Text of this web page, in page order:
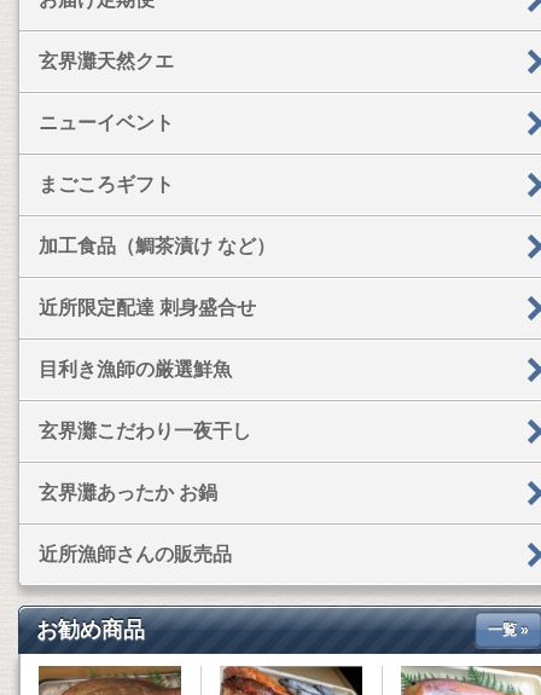
玄界灘天然クエ
ニューイベント
まごころギフト
加工食品（鯛茶漬け など）
近所限定配達 刺身盛合せ
目利き漁師の厳選鮮魚
玄界灘こだわり一夜干し
玄界灘あったか お鍋
近所漁師さんの販売品
お勧め商品 一覧 »